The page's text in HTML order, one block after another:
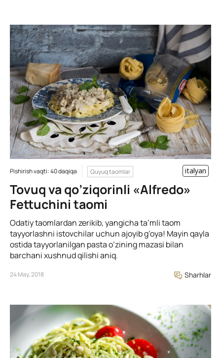
Pishirish vaqti: 40 daqiqa Quyuq taomlar italyan
Tovuq va qo’ziqorinli «Alfredo»
Fettuchini taomi
Odatiy taomlardan zerikib, yangicha ta’mli taom
tayyorlashni istovchilar uchun ajoyib g’oya! Mayin qayla
ostida tayyorlanilgan pasta o’zining mazasi bilan
barchani xushnud qilishi aniq.
24 May, 2018 Sharhlar